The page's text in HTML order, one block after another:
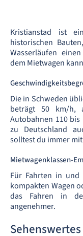
Kristianstad ist
historischen
Wasserläufen
dem Mietwagen
Die in Schweden
beträgt 50 km/h,
Autobahnen 110
zu Deutschland
solltest du immer
Mietwagenklassen-
Für Fahrten in
kompakten Wagen
das Fahren in
angenehmer.